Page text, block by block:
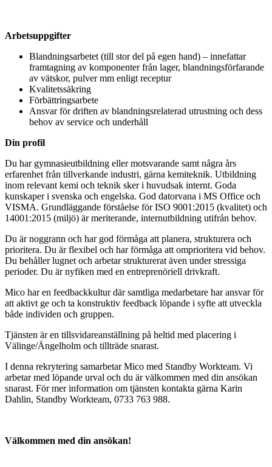
Arbetsuppgifter
Blandningsarbetet (till stor del på egen hand) – innefattar
framtagning av komponenter från lager, blandningsförfarande
av vätskor, pulver mm enligt receptur
Kvalitetssäkring
Förbättringsarbete
Ansvar för driften av blandningsrelaterad utrustning och dess
behov av service och underhåll
Din profil
Du har gymnasieutbildning eller motsvarande samt några års
erfarenhet från tillverkande industri, gärna kemiteknik. Utbildning
inom relevant kemi och teknik sker i huvudsak internt. Goda
kunskaper i svenska och engelska. God datorvana i MS Office och
VISMA. Grundläggande förståelse för ISO 9001:2015 (kvalitet) och
14001:2015 (miljö) är meriterande, internutbildning utifrån behov.
Du är noggrann och har god förmåga att planera, strukturera och
prioritera. Du är flexibel och har förmåga att omprioritera vid behov.
Du behåller lugnet och arbetar strukturerat även under stressiga
perioder. Du är nyfiken med en entreprenöriell drivkraft.
Mico har en feedbackkultur där samtliga medarbetare har ansvar för
att aktivt ge och ta konstruktiv feedback löpande i syfte att utveckla
både individen och gruppen.
Tjänsten är en tillsvidareanställning på heltid med placering i
Välinge/Ängelholm och tillträde snarast.
I denna rekrytering samarbetar Mico med Standby Workteam. Vi
arbetar med löpande urval och du är välkommen med din ansökan
snarast. För mer information om tjänsten kontakta gärna Karin
Dahlin, Standby Workteam, 0733 763 988.
Välkommen med din ansökan!